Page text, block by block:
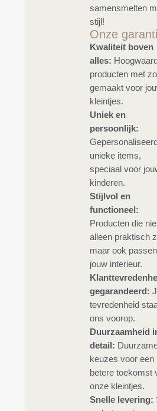
samensmelten
stijl!
Onze
Kwaliteit boven
alles:
producten met
gemaakt voor
kleintjes.
Uniek en
persoonlijk:
unieke items,
speciaal voor
kinderen.
Stijlvol en
functioneel:
Producten die
alleen praktisch
maar ook
jouw interieur.
gegarandeerd:
tevredenheid
ons voorop.
Duurzaamheid
detail:
keuzes voor een
betere toekomst
onze kleintjes.
Snelle levering: